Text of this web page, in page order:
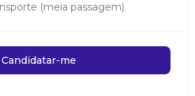
(meia passagem).
Candidatar-me